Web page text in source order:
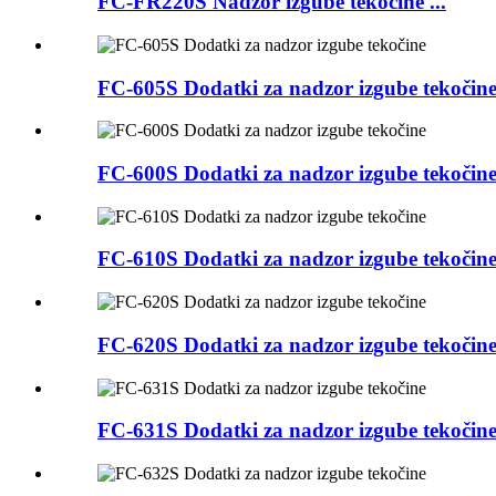
FC-605S Dodatki za nadzor izgube tekočine
FC-600S Dodatki za nadzor izgube tekočine
FC-610S Dodatki za nadzor izgube tekočine
FC-620S Dodatki za nadzor izgube tekočine
FC-631S Dodatki za nadzor izgube tekočine